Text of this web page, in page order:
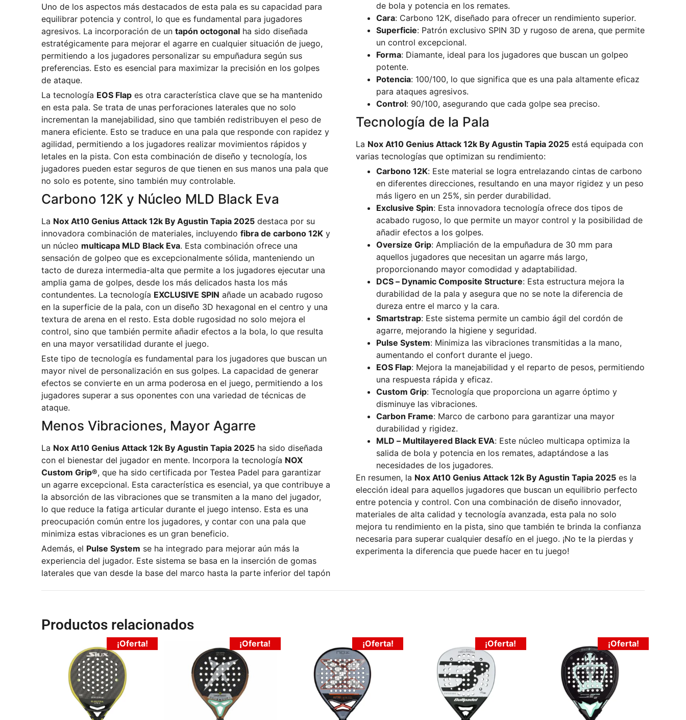
Uno de los aspectos más destacados de esta pala es su capacidad para
equilibrar potencia y control, lo que es fundamental para jugadores
agresivos. La incorporación de un tapón octogonalha sido diseñada
estratégicamente para mejorar el agarre en cualquier situación de juego,
permitiendo a los jugadores personalizar su empuñadura según sus
preferencias. Esto es esencial para maximizar la precisión en los golpes
de ataque.
La tecnología EOS Flapes otra característica clave que se ha mantenido
en esta pala. Se trata de unas perforaciones laterales que no solo
incrementan la manejabilidad, sino que también redistribuyen el peso de
manera eficiente. Esto se traduce en una pala que responde con rapidez y
agilidad, permitiendo a los jugadores realizar movimientos rápidos y
letales en la pista. Con esta combinación de diseño y tecnología, los
jugadores pueden estar seguros de que tienen en sus manos una pala que
no solo es potente, sino también muy controlable.
Carbono 12K y Núcleo MLD Black Eva
La Nox At10 Genius Attack 12k By Agustin Tapia 2025destaca por su
innovadora combinación de materiales, incluyendo fibra de carbono 12Ky
un núcleo multicapa MLD Black Eva. Esta combinación ofrece una
sensación de golpeo que es excepcionalmente sólida, manteniendo un
tacto de dureza intermedia-alta que permite a los jugadores ejecutar una
amplia gama de golpes, desde los más delicados hasta los más
contundentes. La tecnología EXCLUSIVE SPIN añade un acabado rugoso
en la superficie de la pala, con un diseño 3D hexagonal en el centro y una
textura de arena en el resto. Esta doble rugosidad no solo mejora el
control, sino que también permite añadir efectos a la bola, lo que resulta
en una mayor versatilidad durante el juego.
Este tipo de tecnología es fundamental para los jugadores que buscan un
mayor nivel de personalización en sus golpes. La capacidad de generar
efectos se convierte en un arma poderosa en el juego, permitiendo a los
jugadores superar a sus oponentes con una variedad de técnicas de
ataque.
Menos Vibraciones, Mayor Agarre
La Nox At10 Genius Attack 12k By Agustin Tapia 2025ha sido diseñada
con el bienestar del jugador en mente. Incorpora la tecnología NOX
Custom Grip®, que ha sido certificada por Testea Padel para garantizar
un agarre excepcional. Esta característica es esencial, ya que contribuye a
la absorción de las vibraciones que se transmiten a la mano del jugador,
lo que reduce la fatiga articular durante el juego intenso. Esta es una
preocupación común entre los jugadores, y contar con una pala que
minimiza estas vibraciones es un gran beneficio.
Además, el Pulse System se ha integrado para mejorar aún más la
experiencia del jugador. Este sistema se basa en la inserción de gomas
laterales que van desde la base del marco hasta la parte inferior del tapón
de bola y potencia en los remates.
Cara: Carbono 12K, diseñado para ofrecer un rendimiento superior.
Superficie: Patrón exclusivo SPIN 3D y rugoso de arena, que permite
un control excepcional.
Forma: Diamante, ideal para los jugadores que buscan un golpeo
potente.
Potencia: 100/100, lo que significa que es una pala altamente eficaz
para ataques agresivos.
Control: 90/100, asegurando que cada golpe sea preciso.
Tecnología de la Pala
La Nox At10 Genius Attack 12k By Agustin Tapia 2025 está equipada con
varias tecnologías que optimizan su rendimiento:
Carbono 12K: Este material se logra entrelazando cintas de carbono
en diferentes direcciones, resultando en una mayor rigidez y un peso
más ligero en un 25%, sin perder durabilidad.
Exclusive Spin: Esta innovadora tecnología ofrece dos tipos de
acabado rugoso, lo que permite un mayor control y la posibilidad de
añadir efectos a los golpes.
Oversize Grip: Ampliación de la empuñadura de 30 mm para
aquellos jugadores que necesitan un agarre más largo,
proporcionando mayor comodidad y adaptabilidad.
DCS – Dynamic Composite Structure: Esta estructura mejora la
durabilidad de la pala y asegura que no se note la diferencia de
dureza entre el marco y la cara.
Smartstrap: Este sistema permite un cambio ágil del cordón de
agarre, mejorando la higiene y seguridad.
Pulse System: Minimiza las vibraciones transmitidas a la mano,
aumentando el confort durante el juego.
EOS Flap: Mejora la manejabilidad y el reparto de pesos, permitiendo
una respuesta rápida y eficaz.
Custom Grip: Tecnología que proporciona un agarre óptimo y
disminuye las vibraciones.
Carbon Frame: Marco de carbono para garantizar una mayor
durabilidad y rigidez.
MLD – Multilayered Black EVA: Este núcleo multicapa optimiza la
salida de bola y potencia en los remates, adaptándose a las
necesidades de los jugadores.
En resumen, la Nox At10 Genius Attack 12k By Agustin Tapia 2025 es la
elección ideal para aquellos jugadores que buscan un equilibrio perfecto
entre potencia y control. Con una combinación de diseño innovador,
materiales de alta calidad y tecnología avanzada, esta pala no solo
mejora tu rendimiento en la pista, sino que también te brinda la confianza
necesaria para superar cualquier desafío en el juego. ¡No te la pierdas y
experimenta la diferencia que puede hacer en tu juego!
Productos relacionados
¡Oferta! ¡Oferta! ¡Oferta! ¡Oferta! ¡Oferta!